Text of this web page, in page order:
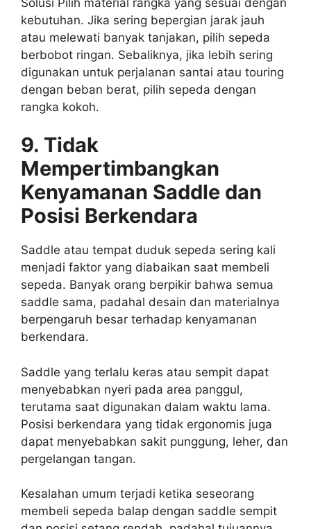
kebutuhan. Jika sering bepergian jarak jauh
atau melewati banyak tanjakan, pilih sepeda
berbobot ringan. Sebaliknya, jika lebih sering
digunakan untuk perjalanan santai atau touring
dengan beban berat, pilih sepeda dengan
rangka kokoh.
9. Tidak
Mempertimbangkan
Kenyamanan Saddle dan
Posisi Berkendara
Saddle atau tempat duduk sepeda sering kali
menjadi faktor yang diabaikan saat membeli
sepeda. Banyak orang berpikir bahwa semua
saddle sama, padahal desain dan materialnya
berpengaruh besar terhadap kenyamanan
berkendara.
Saddle yang terlalu keras atau sempit dapat
menyebabkan nyeri pada area panggul,
terutama saat digunakan dalam waktu lama.
Posisi berkendara yang tidak ergonomis juga
dapat menyebabkan sakit punggung, leher, dan
pergelangan tangan.
Kesalahan umum terjadi ketika seseorang
membeli sepeda balap dengan saddle sempit